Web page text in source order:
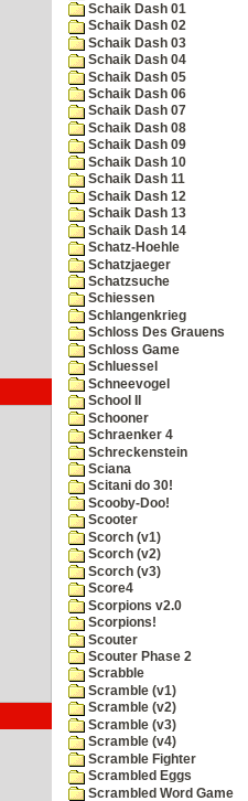
Schaik Dash 01
Schaik Dash 02
Schaik Dash 03
Schaik Dash 04
Schaik Dash 05
Schaik Dash 06
Schaik Dash 07
Schaik Dash 08
Schaik Dash 09
Schaik Dash 10
Schaik Dash 11
Schaik Dash 12
Schaik Dash 13
Schaik Dash 14
Schatz-Hoehle
Schatzjaeger
Schatzsuche
Schiessen
Schlangenkrieg
Schloss Des Grauens
Schloss Game
Schluessel
Schneevogel
School II
Schooner
Schraenker 4
Schreckenstein
Sciana
Scitani do 30!
Scooby-Doo!
Scooter
Scorch (v1)
Scorch (v2)
Scorch (v3)
Score4
Scorpions v2.0
Scorpions!
Scouter
Scouter Phase 2
Scrabble
Scramble (v1)
Scramble (v2)
Scramble (v3)
Scramble (v4)
Scramble Fighter
Scrambled Eggs
Scrambled Word Game